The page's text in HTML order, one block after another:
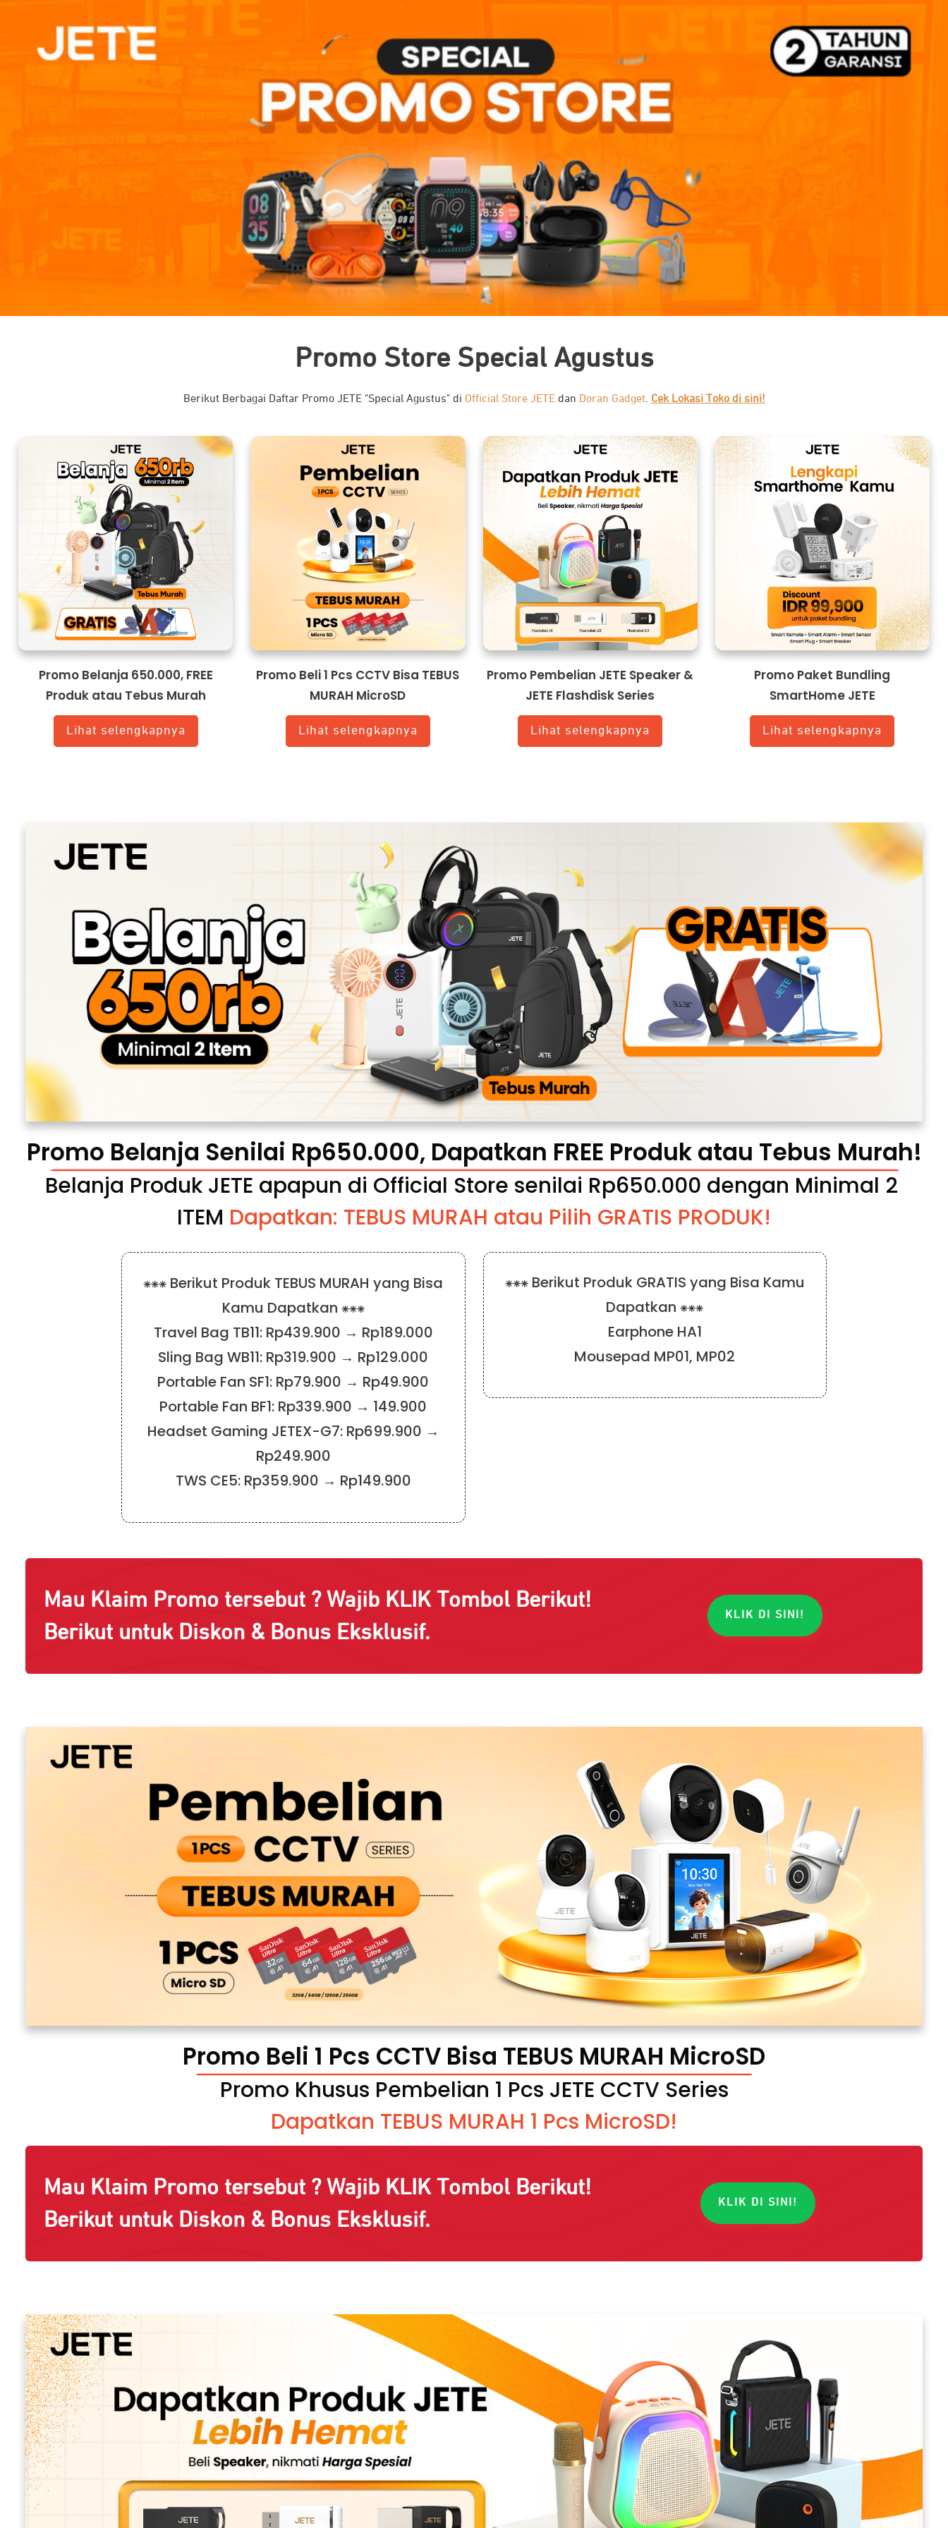
Promo Store Special Agustus
Berikut Berbagai Daftar Promo JETE "Special Agustus" di Official Store JETEdan Doran Gadget. Cek Lokasi Toko di sini!
Promo Belanja 650.000, FREE
Produk atau Tebus Murah
Lihat selengkapnya
Promo Beli 1 Pcs CCTV Bisa TEBUS
MURAH MicroSD
Lihat selengkapnya
Promo Pembelian JETE Speaker &
JETE Flashdisk Series
Lihat selengkapnya
Promo Paket Bundling
SmartHome JETE
Lihat selengkapnya
Promo Belanja Senilai Rp650.000, Dapatkan FREE Produk atau Tebus Murah!
Belanja Produk JETE apapun di Official Store senilai Rp650.000 dengan Minimal 2
ITEM Dapatkan: TEBUS MURAH atau Pilih GRATIS PRODUK!
⁕⁕⁕ Berikut Produk TEBUS MURAH yang Bisa
Kamu Dapatkan ⁕⁕⁕
Travel Bag TB11: Rp439.900 → Rp189.000
Sling Bag WB11: Rp319.900 → Rp129.000
Portable Fan SF1: Rp79.900 → Rp49.900
Portable Fan BF1: Rp339.900 → 149.900
Headset Gaming JETEX-G7: Rp699.900 →
Rp249.900
TWS CE5: Rp359.900 → Rp149.900
⁕⁕⁕ Berikut Produk GRATIS yang Bisa Kamu
Dapatkan ⁕⁕⁕
Earphone HA1
Mousepad MP01, MP02
Mau Klaim Promo tersebut ? Wajib KLIK Tombol Berikut!
Berikut untuk Diskon & Bonus Eksklusif.
KLIK DI SINI!
Promo Beli 1 Pcs CCTV Bisa TEBUS MURAH MicroSD
Promo Khusus Pembelian 1 Pcs JETE CCTV Series
Dapatkan TEBUS MURAH 1 Pcs MicroSD!
Mau Klaim Promo tersebut ? Wajib KLIK Tombol Berikut!
Berikut untuk Diskon & Bonus Eksklusif.
KLIK DI SINI!